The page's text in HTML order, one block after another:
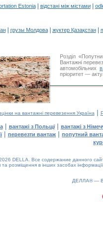
Estonia| відстані між містами|
| грузы Молдова| жүктер Қазақстан|
Розділ
Вантажні
автомобільних
пріоритет —
на вантажні перевезення Україна |
| вантажі з Польщі| вантажі з
| перевезти вантаж | попутний
DELLA. Все содержание данного
та розміщення в інших засобах
ДЕЛЛА® —